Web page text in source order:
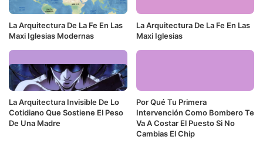
La Arquitectura De La Fe En Las
Maxi Iglesias Modernas
La Arquitectura De La Fe En Las
Maxi Iglesias
La Arquitectura Invisible De Lo
Cotidiano Que Sostiene El Peso
De Una Madre
Por Qué Tu Primera
Intervención Como Bombero Te
Va A Costar El Puesto Si No
Cambias El Chip